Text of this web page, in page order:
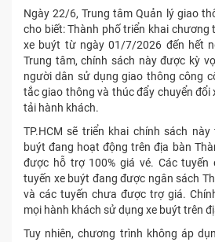
Ngày 22/6,Trung tâm Quản lý giao
cho biết: Thành phố triển khai chương
xe buýt từ ngày 01 /7/2026 đến hết
Trung tâm, chính sách này được kỳ
người dân sử dụng giao thông công
tắc giao thông và thúc đẩy chuyển đổi
tải hành khách.
TP.HCM sẽ triển khai chính sách
buýt đang hoạt động trên địa bàn
được hỗ trợ 100% giá vé. Các
tuyến xe buýt đang được ngân sách
và các tuyến chưa được trợ giá.
mọi hành khách sử dụng xe buýt trên
Tuy nhiên, chương trình không áp